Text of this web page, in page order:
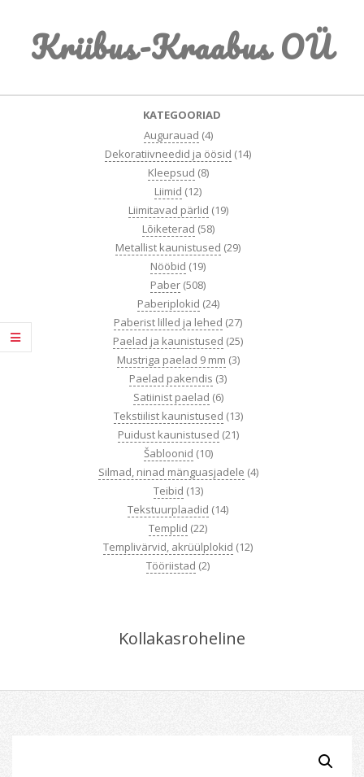
contentKriibus-Kraabus OÜ
KATEGOORIAD
Augurauad (4)
Dekoratiivneedid ja öösid (14)
Kleepsud (8)
Liimid (12)
Liimitavad pärlid (19)
Lõiketerad (58)
Metallist kaunistused (29)
Nööbid (19)
Paber (508)
Paberiplokid (24)
Paberist lilled ja lehed (27)
Paelad ja kaunistused (25)
Mustriga paelad 9 mm (3)
Paelad pakendis (3)
Satiinist paelad (6)
Tekstiilist kaunistused (13)
Puidust kaunistused (21)
Šabloonid (10)
Silmad, ninad mänguasjadele (4)
Teibid (13)
Tekstuurplaadid (14)
Templid (22)
Templivärvid, akrüülplokid (12)
Tööriistad (2)
Kollakasroheline